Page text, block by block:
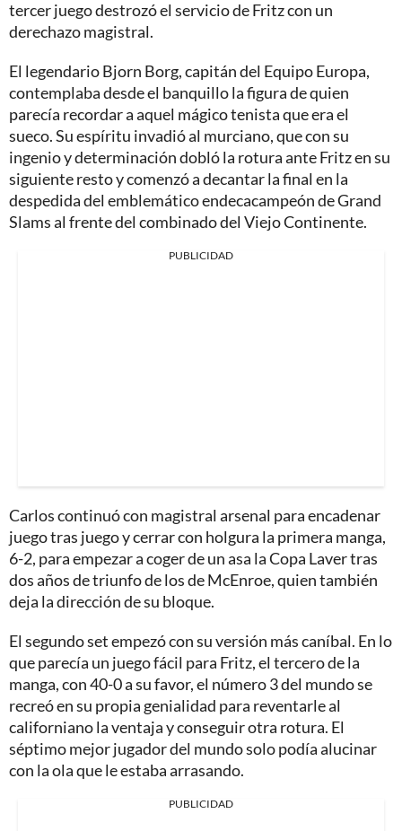
tercer juego destrozó el servicio de Fritz con un
derechazo magistral.
El legendario Bjorn Borg, capitán del Equipo Europa,
contemplaba desde el banquillo la figura de quien
parecía recordar a aquel mágico tenista que era el
sueco. Su espíritu invadió al murciano, que con su
ingenio y determinación dobló la rotura ante Fritz en su
siguiente resto y comenzó a decantar la final en la
despedida del emblemático endecacampeón de Grand
Slams al frente del combinado del Viejo Continente.
PUBLICIDAD
Carlos continuó con magistral arsenal para encadenar
juego tras juego y cerrar con holgura la primera manga,
6-2, para empezar a coger de un asa la Copa Laver tras
dos años de triunfo de los de McEnroe, quien también
deja la dirección de su bloque.
El segundo set empezó con su versión más caníbal. En lo
que parecía un juego fácil para Fritz, el tercero de la
manga, con 40-0 a su favor, el número 3 del mundo se
recreó en su propia genialidad para reventarle al
californiano la ventaja y conseguir otra rotura. El
séptimo mejor jugador del mundo solo podía alucinar
con la ola que le estaba arrasando.
PUBLICIDAD